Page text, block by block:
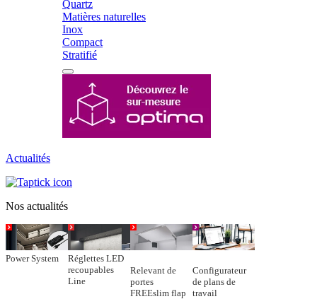
Quartz
Matières naturelles
Inox
Compact
Stratifié
Actualités
Nos actualités
Power System
Réglettes LED
recoupables
Line
Relevant de
portes
FREEslim flap
Configurateur
de plans de
travail